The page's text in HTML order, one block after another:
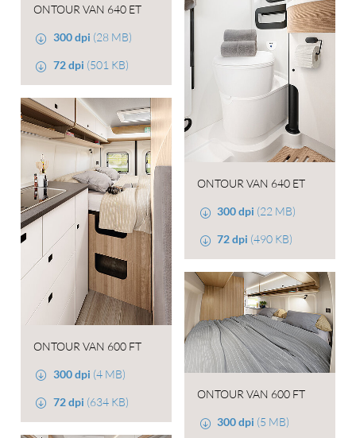
ONTOUR VAN 640 ET
300 dpi (28 MB)
72 dpi (501 KB)
ONTOUR VAN 640 ET
300 dpi (22 MB)
72 dpi (490 KB)
ONTOUR VAN 600 FT
300 dpi (4 MB)
72 dpi (634 KB)
ONTOUR VAN 600 FT
300 dpi (5 MB)